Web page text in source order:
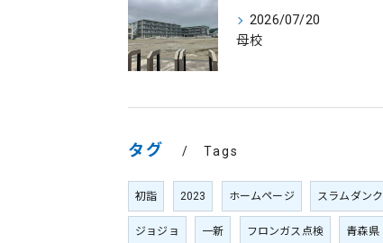
2026/07/20
母校
タグ Tags
初詣 2023 ホームページ スラムダンク
ジョジョ 一新 フロンガス点検 青森県